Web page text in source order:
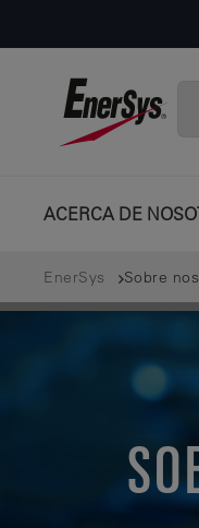
ACERCA DE
EnerSys Sobre